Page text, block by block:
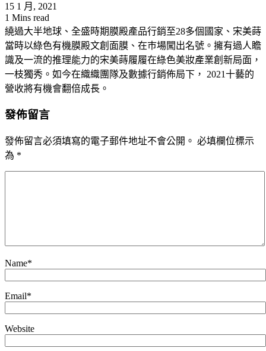
15 1 月, 2021
1 Mins read
繞過大半地球、全盛時期膜殿產品行銷至28多個國家、宋美蒔
當時以綠色有機膜殿文創面膜、在巿場闖出名號。擁有過人瞻
識及一流的推理能力的宋美蒔履履在綠色美妝產業創新局面，
一枝獨秀。如今在織織團隊及數據行銷佈局下， 2021十藝的
營收將有機會翻倍成長。
發佈留言
發佈留言必須填寫的電子郵件地址不會公開。 必填欄位標示
為 *
Name*
Email*
Website